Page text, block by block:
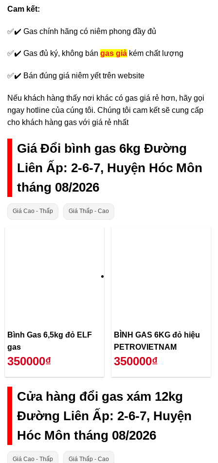
Cam kết:
✅✔️ Gas chính hãng có niêm phong đầy đủ
✅✔️ Gas đủ ký, không bán gas giả kém chất lượng
✅✔️ Bán đúng giá niêm yết trên website
Nếu khách hàng thấy nơi khác có gas giá rẻ hơn, hãy gọi
ngay hotline của cúng tôi. Chúng tôi cam kết sẽ cung cấp
cho khách hàng gas với giá rẻ nhất
Giá Đổi bình gas 6kg Đường
Liên Ấp: 2-6-7, Huyện Hóc Môn
tháng 08/2026
Giá Cao - Thấp Giá Thấp - Cao
Bình Gas 6,5kg đỏ ELF
gas
350000₫
BÌNH GAS 6KG đỏ hiệu
PETROVIETNAM
350000₫
Cửa hàng đổi gas xám 12kg
Đường Liên Ấp: 2-6-7, Huyện
Hóc Môn tháng 08/2026
Giá Cao - Thấp Giá Thấp - Cao